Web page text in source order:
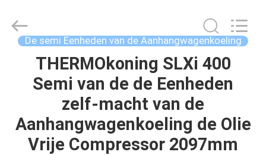
THUIS
PRODUCTEN
OVER
LIMITED.
De semi Eenheden van de Aanhangwagenkoeling
THERMOkoning SLXi 400
Semi van de de Eenheden
zelf-macht van de
Aanhangwagenkoeling de Olie
Vrije Compressor 2097mm